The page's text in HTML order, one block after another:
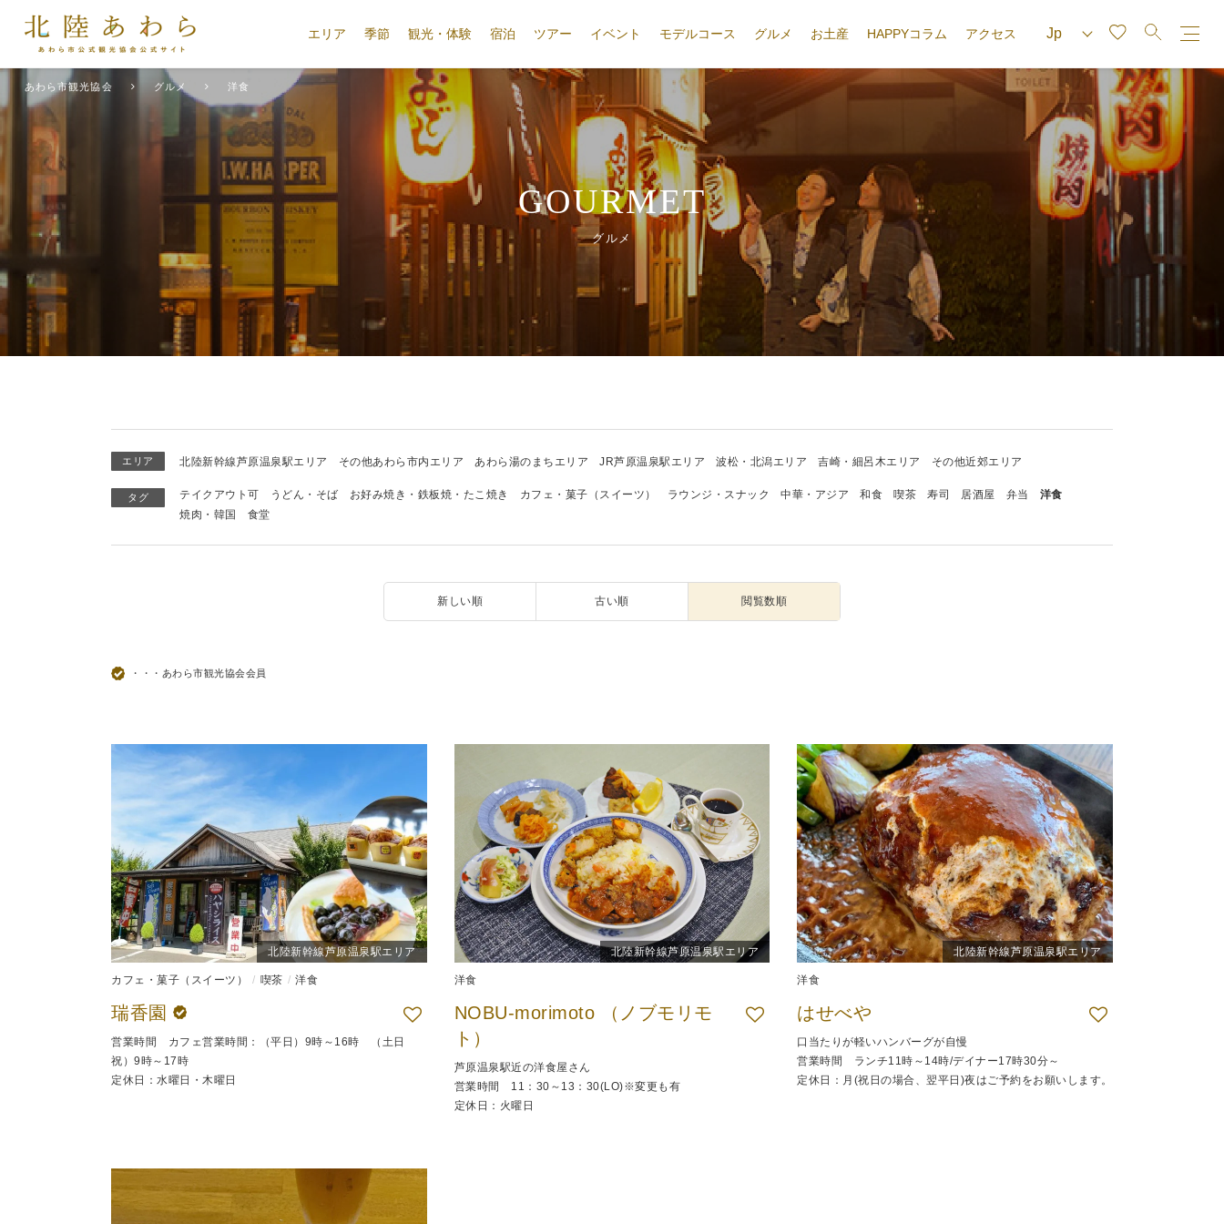
エリア 季節 観光・体験 宿泊 ツアー イベント モデルコース グルメ お土産 HAPPYコラム アクセス
あわら市観光協会 グルメ 洋食
GOURMET
グルメ
エリア 北陸新幹線芦原温泉駅エリア その他あわら市内エリア あわら湯のまちエリア JR芦原温泉駅エリア 波松・北潟エリア 吉崎・細呂木エリア その他近郊エリア
タグ テイクアウト可 うどん・そば お好み焼き・鉄板焼・たこ焼き カフェ・菓子（スイーツ） ラウンジ・スナック 中華・アジア 和食 喫茶 寿司 居酒屋 弁当
洋食
焼肉・韓国
食堂
新しい順 古い順 閲覧数順
・・・あわら市観光協会会員
北陸新幹線芦原温泉駅エリア
カフェ・菓子（スイーツ） 喫茶 洋食
瑞香園
営業時間 カフェ営業時間：（平日）9時～16時 （土日
祝）9時～17時
定休日：水曜日・木曜日
北陸新幹線芦原温泉駅エリア
洋食
NOBU-morimoto （ノブモリモ
ト）
芦原温泉駅近の洋食屋さん
営業時間 11：30～13：30(LO)※変更も有
定休日：火曜日
北陸新幹線芦原温泉駅エリア
洋食
はせべや
口当たりが軽いハンバーグが自慢
営業時間 ランチ11時～14時/デイナー17時30分～
定休日：月(祝日の場合、翌平日)夜はご予約をお願いします。